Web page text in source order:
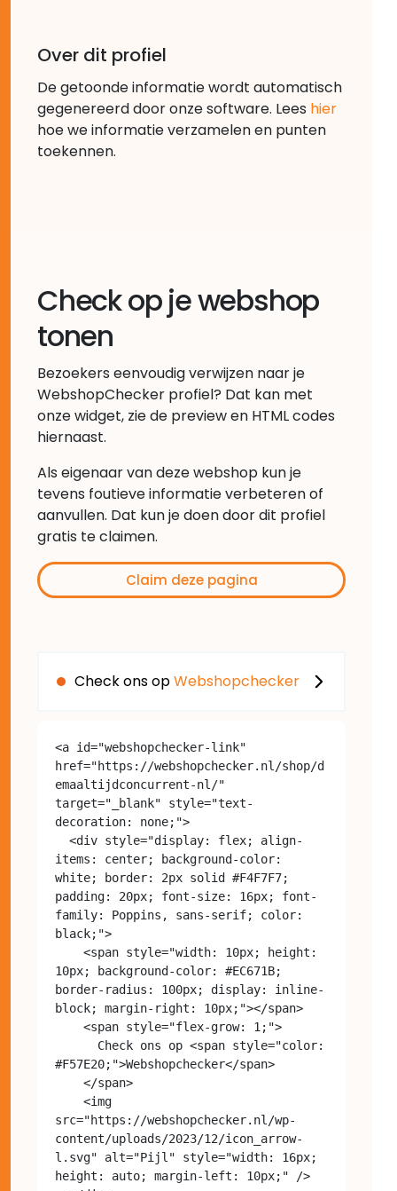
Over dit profiel
De getoonde informatie wordt automatisch
gegenereerd door onze software. Lees hier
hoe we informatie verzamelen en punten
toekennen.
Check op je webshop
tonen
Bezoekers eenvoudig verwijzen naar je
WebshopChecker profiel? Dat kan met
onze widget, zie de preview en HTML codes
hiernaast.
Als eigenaar van deze webshop kun je
tevens foutieve informatie verbeteren of
aanvullen. Dat kun je doen door dit profiel
gratis te claimen.
Claim deze pagina
Check ons opWebshopchecker
<a id="webshopchecker-link"
href="https://webshopchecker.nl/shop/d
emaaltijdconcurrent-nl/"
target="_blank" style="text-
decoration: none;">
items: center; background-color:
white; border: 2px solid #F4F7F7;
padding: 20px; font-size: 16px; font-
family: Poppins, sans-serif; color:
black;">
10px; background-color: #EC671B;
border-radius: 100px; display: inline-
block; margin-right: 10px;"></span>
#F57E20;">Webshopchecker</span>
src="https://webshopchecker.nl/wp-
content/uploads/2023/12/icon_arrow-
l.svg" alt="Pijl" style="width: 16px;
height: auto; margin-left: 10px;" />